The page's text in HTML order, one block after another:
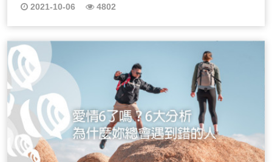
2021-10-06 4802